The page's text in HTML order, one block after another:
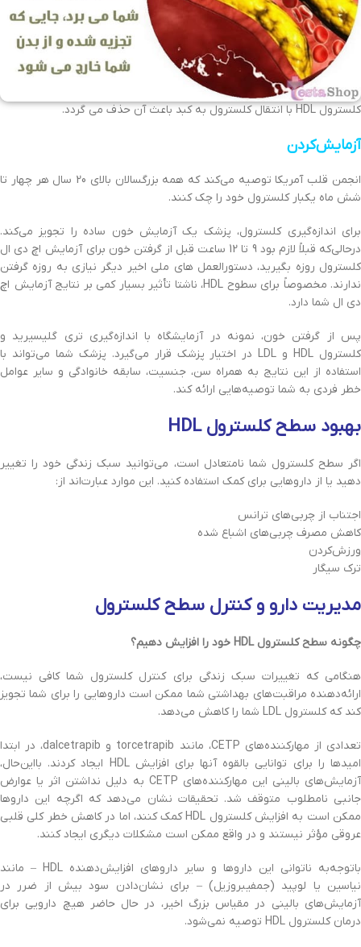
کلسترول HDL با انتقال کلسترول به کبد باعث آن حذف می گردد.
آزمایش‌کردن
انجمن قلب آمریکا توصیه می‌کند که همه بزرگسالان بالای 20 سال هر چهار تا
شش ماه یکبار کلسترول خود را چک کنند.
برای اندازه‌گیری کلسترول، پزشک یک آزمایش خون ساده را تجویز می‌کند.
درحالی‌که قبلاً لازم بود 9 تا 12 ساعت قبل از گرفتن خون برای آزمایش اچ دی ال
کلسترول روزه بگیرید، دستورالعمل های ملی اخیر دیگر نیازی به روزه گرفتن
ندارند. مخصوصاً برای سطوح HDL، ناشتا تأثیر بسیار کمی بر نتایج آزمایش اچ
دی ال شما دارد.
پس از گرفتن خون، نمونه در آزمایشگاه با اندازه‌گیری تری گلیسیرید و
کلسترول HDL و LDL در اختیار پزشک قرار می‌گیرد. پزشک شما می‌تواند با
استفاده از این نتایج به همراه سن، جنسیت، سابقه خانوادگی و سایر عوامل
خطر فردی به شما توصیه‌هایی ارائه کند.
بهبود سطح کلسترول HDL
اگر سطح کلسترول شما نامتعادل است، می‌توانید سبک زندگی خود را تغییر
دهید یا از داروهایی برای کمک استفاده کنید. این موارد عبارت‌اند از:
اجتناب از چربی‌های ترانس
کاهش مصرف چربی‌های اشباع شده
ورزش‌کردن
ترک سیگار
مدیریت دارو و کنترل سطح کلسترول
چگونه سطح کلسترول HDL خود را افزایش دهیم؟
هنگامی که تغییرات سبک زندگی برای کنترل کلسترول شما کافی نیست،
ارائه‌دهنده مراقبت‌های بهداشتی شما ممکن است داروهایی را برای شما تجویز
کند که کلسترول LDL شما را کاهش می‌دهد.
تعدادی از مهارکننده‌های CETP، مانند torcetrapib و dalcetrapib، در ابتدا
امیدها را برای توانایی بالقوه آنها برای افزایش HDL ایجاد کردند. بااین‌حال،
آزمایش‌های بالینی این مهارکننده‌های CETP به دلیل نداشتن اثر یا عوارض
جانبی نامطلوب متوقف شد. تحقیقات نشان می‌دهد که اگرچه این داروها
ممکن است به افزایش کلسترول HDL کمک کنند، اما در کاهش خطر کلی قلبی
عروقی مؤثر نیستند و در واقع ممکن است مشکلات دیگری ایجاد کنند.
باتوجه‌به ناتوانی این داروها و سایر داروهای افزایش‌دهنده HDL – مانند
نیاسین یا لوپید (جمفیبروزیل) – برای نشان‌دادن سود بیش از ضرر در
آزمایش‌های بالینی در مقیاس بزرگ اخیر، در حال حاضر هیچ دارویی برای
درمان کلسترول HDL توصیه نمی‌شود.